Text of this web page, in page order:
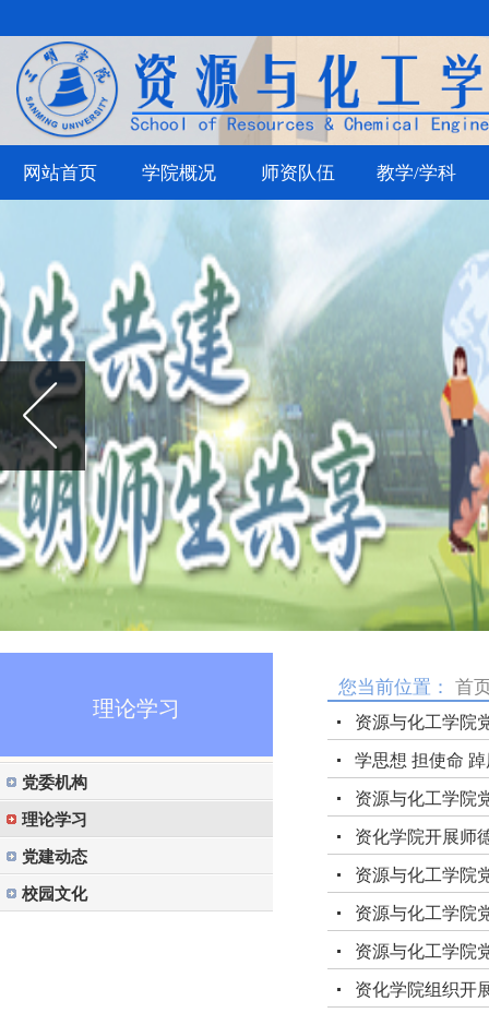
网站首页 学院概况 师资队伍 教学/学科
理论学习
党委机构
理论学习
党建动态
校园文化
您当前位置： 首
资源与化工学院
学思想 担使命
资源与化工学院
资化学院开展师
资源与化工学院
资源与化工学院
资源与化工学院
资化学院组织开